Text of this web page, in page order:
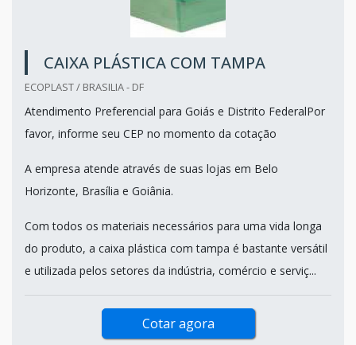
CAIXA PLÁSTICA COM TAMPA
ECOPLAST / BRASILIA - DF
Atendimento Preferencial para Goiás e Distrito FederalPor
favor, informe seu CEP no momento da cotação
A empresa atende através de suas lojas em Belo
Horizonte, Brasília e Goiânia.
Com todos os materiais necessários para uma vida longa
do produto, a caixa plástica com tampa é bastante versátil
e utilizada pelos setores da indústria, comércio e serviç...
Cotar agora